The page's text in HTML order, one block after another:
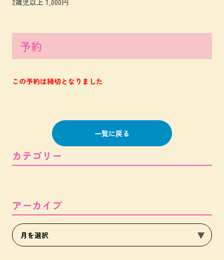
2歳児以上 1,000円
予約
この予約は締切となりました
一覧に戻る
カテゴリー
アーカイブ